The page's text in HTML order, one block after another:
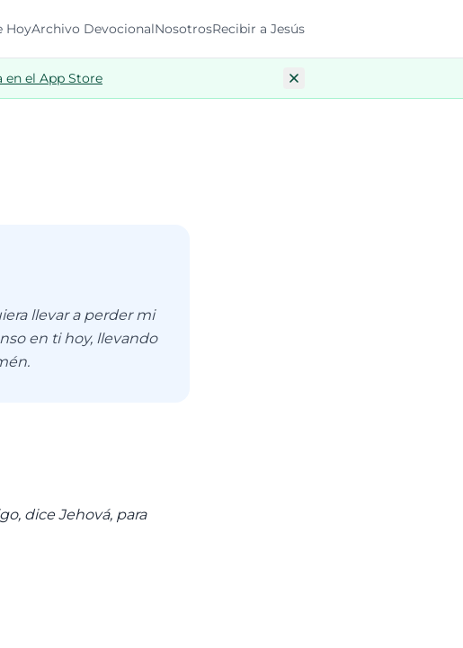
HoyArchivo DevocionalNosotrosRecibir a Jesús
en el App Store
llevar a perder mi
en ti hoy, llevando
dice Jehová, para